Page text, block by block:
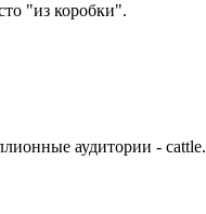
"из коробки".
аудитории - cattle.